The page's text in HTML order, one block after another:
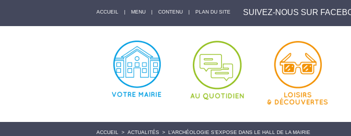
ACCUEIL | MENU | CONTENU | PLAN DU SITE SUIVEZ-NOUS SUR
ACCUEIL > ACTUALITÉS > L’ARCHÉOLOGIE S’EXPOSE DANS LE HALL DE LA MAIRIE